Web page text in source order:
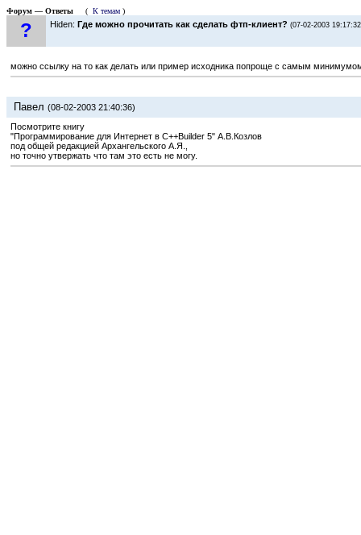
Форум — Ответы ( К темам )
? Hiden: Где можно прочитать как сделать фтп-клиент? (07-02-2003
можно ссылку на то как делать или пример исходника попроще с самым
Павел (08-02-2003 21:40:36)
Посмотрите книгу
"Программирование для Интернет в C++Builder 5" А.В.Козлов
под общей редакцией Архангельского А.Я.,
но точно утвержать что там это есть не могу.